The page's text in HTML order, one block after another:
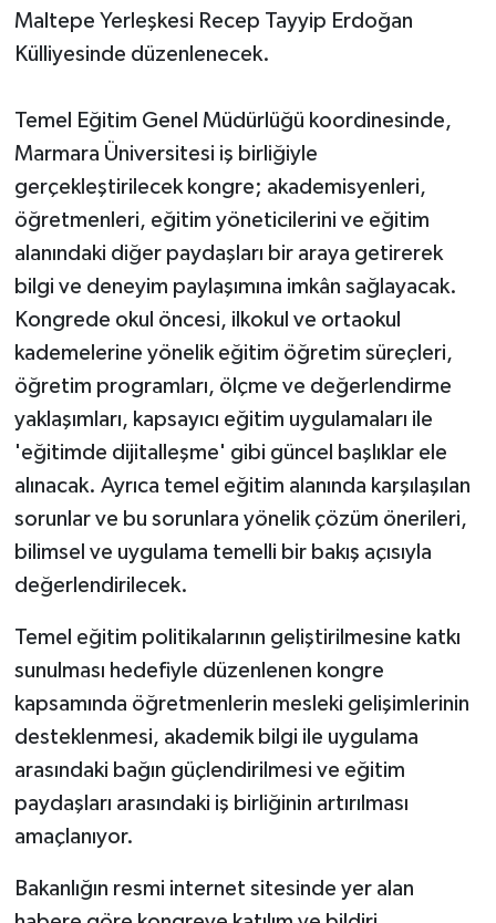
Maltepe Yerleşkesi Recep Tayyip Erdoğan
Külliyesinde düzenlenecek.
Temel Eğitim Genel Müdürlüğü koordinesinde,
Marmara Üniversitesi iş birliğiyle
gerçekleştirilecek kongre; akademisyenleri,
öğretmenleri, eğitim yöneticilerini ve eğitim
alanındaki diğer paydaşları bir araya getirerek
bilgi ve deneyim paylaşımına imkân sağlayacak.
Kongrede okul öncesi, ilkokul ve ortaokul
kademelerine yönelik eğitim öğretim süreçleri,
öğretim programları, ölçme ve değerlendirme
yaklaşımları, kapsayıcı eğitim uygulamaları ile
'eğitimde dijitalleşme' gibi güncel başlıklar ele
alınacak. Ayrıca temel eğitim alanında karşılaşılan
sorunlar ve bu sorunlara yönelik çözüm önerileri,
bilimsel ve uygulama temelli bir bakış açısıyla
değerlendirilecek.
Temel eğitim politikalarının geliştirilmesine katkı
sunulması hedefiyle düzenlenen kongre
kapsamında öğretmenlerin mesleki gelişimlerinin
desteklenmesi, akademik bilgi ile uygulama
arasındaki bağın güçlendirilmesi ve eğitim
paydaşları arasındaki iş birliğinin artırılması
amaçlanıyor.
Bakanlığın resmi internet sitesinde yer alan